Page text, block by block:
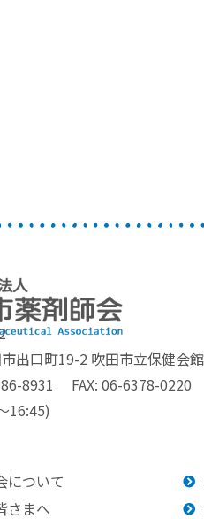
出口町19-2 吹田市立保健会
8931 FAX: 06-6378-0220
16:45)
について
さまへ